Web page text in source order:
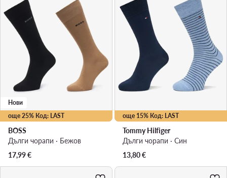
още 25% Код: LAST
Нови
BOSS
Дълги чорапи · Бежов
17,99€
още 15% Код: LAST
Tommy Hilfiger
Дълги чорапи · Син
13,80€